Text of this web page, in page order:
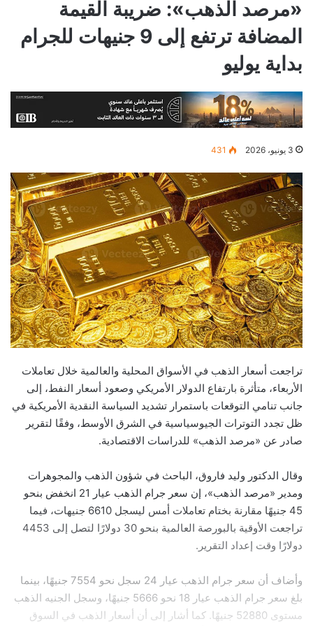
«مرصد الذهب»: ضريبة القيمة
المضافة ترتفع إلى 9 جنيهات للجرام
بداية يوليو
3 يونيو، 2026 431
تراجعت أسعار الذهب في الأسواق المحلية والعالمية خلال تعاملات
الأربعاء، متأثرة بارتفاع الدولار الأمريكي وصعود أسعار النفط، إلى
جانب تنامي التوقعات باستمرار تشديد السياسة النقدية الأمريكية في
ظل تجدد التوترات الجيوسياسية في الشرق الأوسط، وفقًا لتقرير
صادر عن «مرصد الذهب» للدراسات الاقتصادية.
وقال الدكتور وليد فاروق، الباحث في شؤون الذهب والمجوهرات
ومدير «مرصد الذهب»، إن سعر جرام الذهب عيار 21 انخفض بنحو
45 جنيهًا مقارنة بختام تعاملات أمس ليسجل 6610 جنيهات، فيما
تراجعت الأوقية بالبورصة العالمية بنحو 30 دولارًا لتصل إلى 4453
دولارًا وقت إعداد التقرير.
وأضاف أن سعر جرام الذهب عيار 24 سجل نحو 7554 جنيهًا، بينما
بلغ سعر جرام الذهب عيار 18 نحو 5666 جنيهًا، وسجل الجنيه الذهب
مستوى 52880 جنيهًا. كما أشار إلى أن أسعار الذهب في السوق